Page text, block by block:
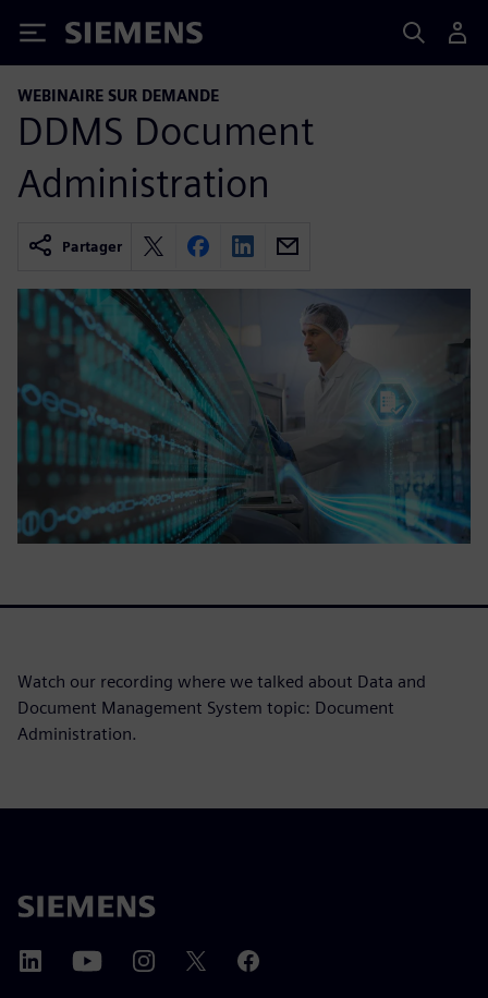
Siemens
WEBINAIRE SUR DEMANDE
DDMS Document
Administration
Partager
Watch our recording where we talked about Data and
Document Management System topic: Document
Administration.